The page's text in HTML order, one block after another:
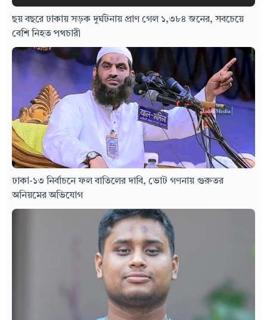
ছয় বছরে ঢাকায় সড়ক দুর্ঘটনায় প্রাণ গেল ১,৩৮৪ জনের, সবচেয়ে
বেশি নিহত পথচারী
ঢাকা-১৩ নির্বাচনে ফল বাতিলের দাবি, ভোট গণনায় গুরুতর
অনিয়মের অভিযোগ